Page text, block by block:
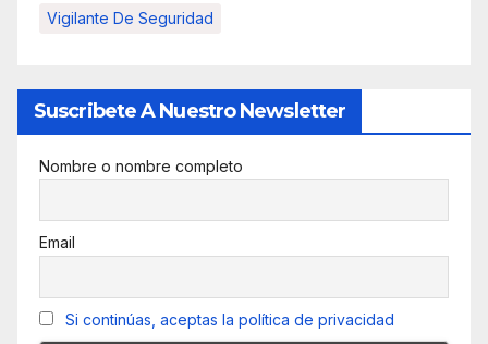
Vigilante De Seguridad
Suscribete A Nuestro Newsletter
Nombre o nombre completo
Email
Si continúas, aceptas la política de privacidad